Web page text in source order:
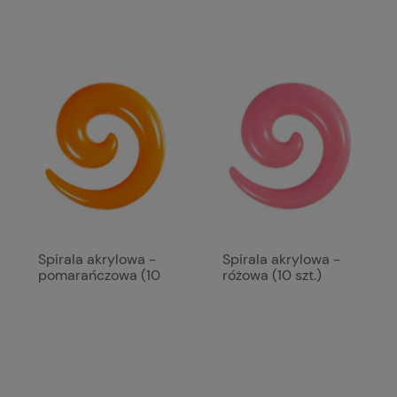
Spirala akrylowa -
pomarańczowa (10
Spirala akrylowa -
różowa (10 szt.)